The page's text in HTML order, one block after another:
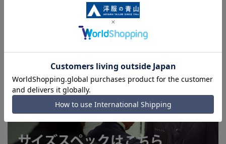
■店舗や各モールサイトと商品在庫を共有しております関係
上、ご注文いただいたタイミングにより欠品が発生し、ご注文
を完了できない場合がございます。予めご了承ください。(お
急ぎ発送のご注文につきましても、ご注文のタイミングによっ
てはお急ぎ発送サービスを選択できない場合がございます。)